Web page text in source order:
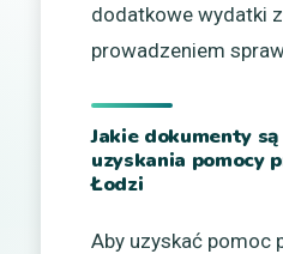
dodatkowe wydatki
prowadzeniem
Jakie dokumenty
uzyskania pomocy
Łodzi
Aby uzyskać pomoc